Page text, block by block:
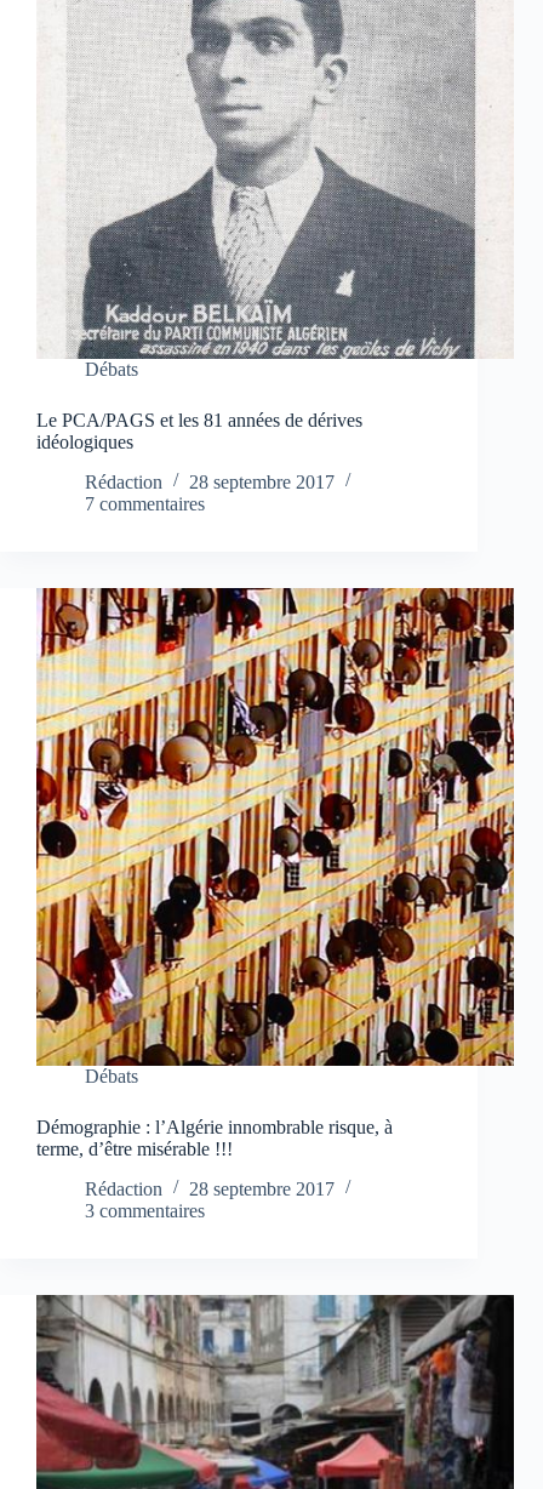
Débats
Le PCA/PAGS et les 81 années de dérives
idéologiques
Rédaction
28 septembre 2017
7 commentaires
Débats
Démographie : l’Algérie innombrable risque, à
terme, d’être misérable !!!
Rédaction
28 septembre 2017
3 commentaires